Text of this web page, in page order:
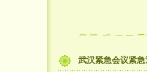
武汉紧急会议紧